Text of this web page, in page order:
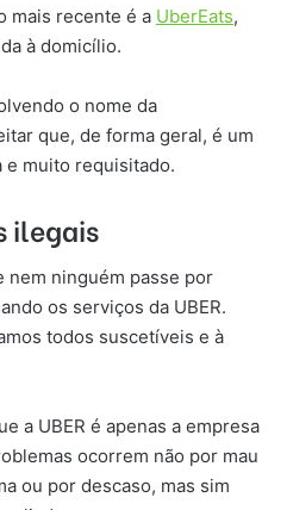
mais recente é a UberEats,
à domicílio.
o nome da
que, de forma geral, é um
muito requisitado.
ilegais
nem ninguém passe por
os serviços da UBER.
todos suscetíveis e à
a UBER é apenas a empresa
ocorrem não por mau
ou por descaso, mas sim